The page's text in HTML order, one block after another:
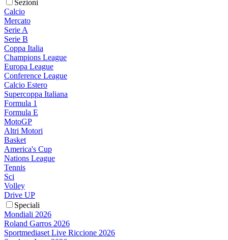
Sezioni
Calcio
Mercato
Serie A
Serie B
Coppa Italia
Champions League
Europa League
Conference League
Calcio Estero
Supercoppa Italiana
Formula 1
Formula E
MotoGP
Altri Motori
Basket
America's Cup
Nations League
Tennis
Sci
Volley
Drive UP
Speciali
Mondiali 2026
Roland Garros 2026
Sportmediaset Live Riccione 2026